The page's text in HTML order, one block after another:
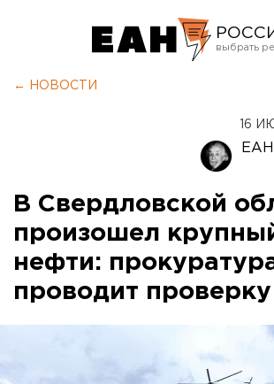
← НОВОСТИ
16
В Свердловской
произошел
нефти:
проводит проверку